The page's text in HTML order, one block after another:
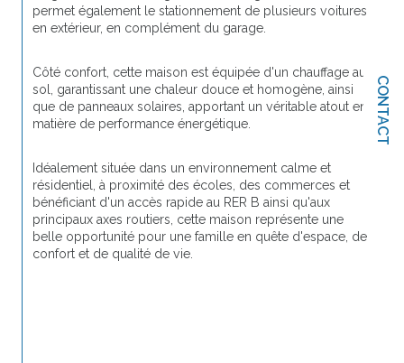
CONTACT
permet également le stationnement de plusieurs voitures
en extérieur, en complément du garage.
Côté confort, cette maison est équipée d'un chauffage au
sol, garantissant une chaleur douce et homogène, ainsi
que de panneaux solaires, apportant un véritable atout en
matière de performance énergétique.
Idéalement située dans un environnement calme et
résidentiel, à proximité des écoles, des commerces et
bénéficiant d'un accès rapide au RER B ainsi qu'aux
principaux axes routiers, cette maison représente une
belle opportunité pour une famille en quête d'espace, de
confort et de qualité de vie.